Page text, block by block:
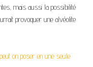
mais aussi la possibilité
provoquer une alvéolite
on poser en une seule